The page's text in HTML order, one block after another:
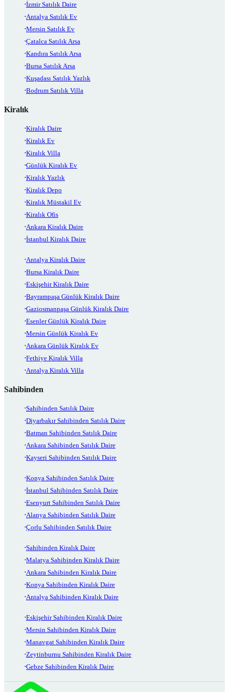
İzmir Satılık Daire
Antalya Satılık Ev
Mersin Satılık Ev
Çatalca Satılık Arsa
Kandıra Satılık Arsa
Bursa Satılık Arsa
Kuşadası Satılık Yazlık
Bodrum Satılık Villa
Kiralık
Kiralık Daire
Kiralık Ev
Kiralık Villa
Günlük Kiralık Ev
Kiralık Yazlık
Kiralık Depo
Kiralık Müstakil Ev
Kiralık Ofis
Ankara Kiralık Daire
İstanbul Kiralık Daire
Antalya Kiralık Daire
Bursa Kiralık Daire
Eskişehir Kiralık Daire
Bayrampaşa Günlük Kiralık Daire
Gaziosmanpaşa Günlük Kiralık Daire
Esenler Günlük Kiralık Daire
Mersin Günlük Kiralık Ev
Ankara Günlük Kiralık Ev
Fethiye Kiralık Villa
Antalya Kiralık Villa
Sahibinden
Sahibinden Satılık Daire
Diyarbakır Sahibinden Satılık Daire
Batman Sahibinden Satılık Daire
Ankara Sahibinden Satılık Daire
Kayseri Sahibinden Satılık Daire
Konya Sahibinden Satılık Daire
İstanbul Sahibinden Satılık Daire
Esenyurt Sahibinden Satılık Daire
Alanya Sahibinden Satılık Daire
Çorlu Sahibinden Satılık Daire
Sahibinden Kiralık Daire
Malatya Sahibinden Kiralık Daire
Ankara Sahibinden Kiralık Daire
Konya Sahibinden Kiralık Daire
Antalya Sahibinden Kiralık Daire
Eskişehir Sahibinden Kiralık Daire
Mersin Sahibinden Kiralık Daire
Manavgat Sahibinden Kiralık Daire
Zeytinburnu Sahibinden Kiralık Daire
Gebze Sahibinden Kiralık Daire